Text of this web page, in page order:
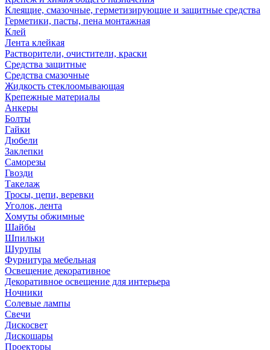
Клеящие, смазочные, герметизирующие и защитные средства
Герметики, пасты, пена монтажная
Клей
Лента клейкая
Растворители, очистители, краски
Средства защитные
Средства смазочные
Жидкость стеклоомывающая
Крепежные материалы
Анкеры
Болты
Гайки
Дюбели
Заклепки
Саморезы
Гвозди
Такелаж
Тросы, цепи, веревки
Уголок, лента
Хомуты обжимные
Шайбы
Шпильки
Шурупы
Фурнитура мебельная
Освещение декоративное
Декоративное освещение для интерьера
Ночники
Солевые лампы
Свечи
Дискосвет
Дискошары
Проекторы